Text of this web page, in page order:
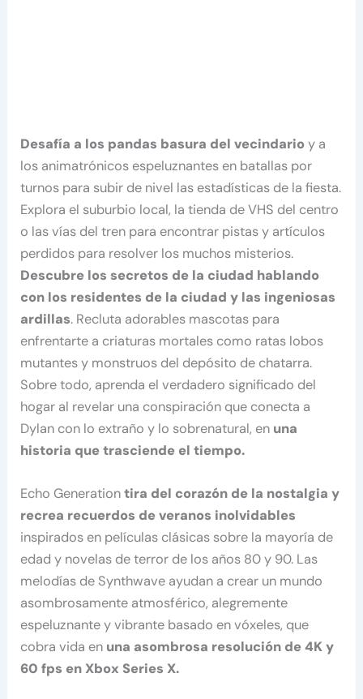
Desafía a los pandas basura del vecindarioy a
los animatrónicos espeluznantes en batallas por
turnos para subir de nivel las estadísticas de la fiesta.
Explora el suburbio local, la tienda de VHS del centro
o las vías del tren para encontrar pistas y artículos
perdidos para resolver los muchos misterios.
Descubre los secretos de la ciudad hablando
con los residentes de la ciudad y las ingeniosas
ardillas. Recluta adorables mascotas para
enfrentarte a criaturas mortales como ratas lobos
mutantes y monstruos del depósito de chatarra.
Sobre todo, aprenda el verdadero significado del
hogar al revelar una conspiración que conecta a
Dylan con lo extraño y lo sobrenatural, en una
historia que trasciende el tiempo.
Echo Generationtira del corazón de la nostalgia y
recrea recuerdos de veranos inolvidables
inspirados en películas clásicas sobre la mayoría de
edad y novelas de terror de los años 80 y 90. Las
melodías de Synthwave ayudan a crear un mundo
asombrosamente atmosférico, alegremente
espeluznante y vibrante basado en vóxeles, que
cobra vida en una asombrosa resolución de 4K y
60 fps en Xbox Series X.